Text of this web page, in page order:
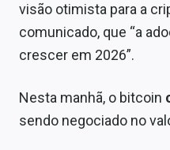
visão otimista para a
comunicado, que “a
crescer em 2026”.
Nesta manhã, o bitcoin
sendo negociado no